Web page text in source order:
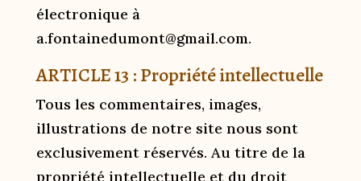
électronique à
a.fontainedumont@gmail.com.
ARTICLE 13 : Propriété intellectuelle
Tous les commentaires, images,
illustrations de notre site nous sont
exclusivement réservés. Au titre de la
propriété intellectuelle et du droit